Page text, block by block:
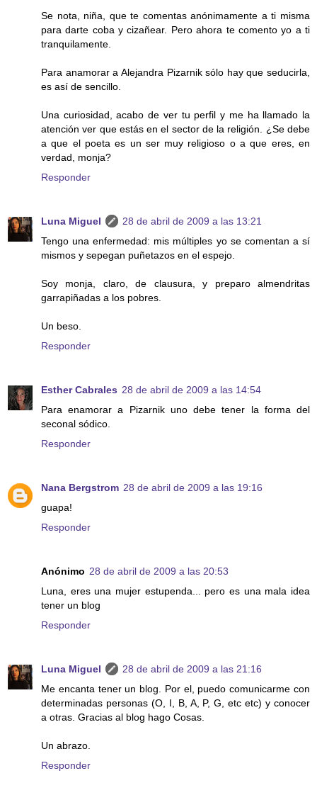
Se nota, niña, que te comentas anónimamente a ti misma
para darte coba y cizañear. Pero ahora te comento yo a ti
tranquilamente.
Para anamorar a Alejandra Pizarnik sólo hay que seducirla,
es así de sencillo.
Una curiosidad, acabo de ver tu perfil y me ha llamado la
atención ver que estás en el sector de la religión. ¿Se debe
a que el poeta es un ser muy religioso o a que eres, en
verdad, monja?
Responder
Luna Miguel
28 de abril de 2009 a las 13:21
Tengo una enfermedad: mis múltiples yo se comentan a sí
mismos y sepegan puñetazos en el espejo.
Soy monja, claro, de clausura, y preparo almendritas
garrapiñadas a los pobres.
Un beso.
Responder
Esther Cabrales 28 de abril de 2009 a las 14:54
Para enamorar a Pizarnik uno debe tener la forma del
seconal sódico.
Responder
Nana Bergstrom 28 de abril de 2009 a las 19:16
guapa!
Responder
Anónimo 28 de abril de 2009 a las 20:53
Luna, eres una mujer estupenda... pero es una mala idea
tener un blog
Responder
Luna Miguel
28 de abril de 2009 a las 21:16
Me encanta tener un blog. Por el, puedo comunicarme con
determinadas personas (O, I, B, A, P, G, etc etc) y conocer
a otras. Gracias al blog hago Cosas.
Un abrazo.
Responder